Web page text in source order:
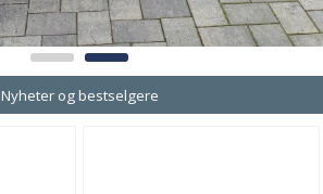
Nyheter og bestselgere